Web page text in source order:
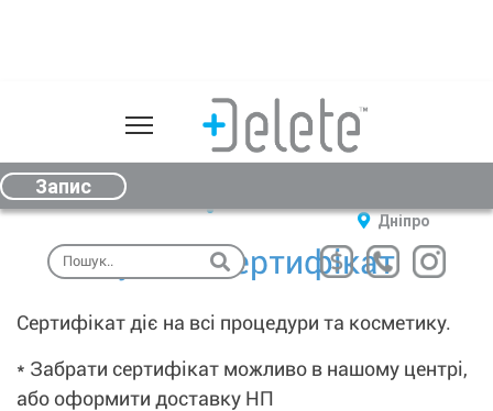
Послуги
Ціни
Обладнання
Подарунковий сертифікат
(067) 612-00-33
Дніпро
Запис
ГОЛОВНА
СЕРТИФІКАТ
Купити сертифікат
Сертифікат діє на всі процедури та косметику.
* Забрати сертифікат можливо в нашому центрі,
або оформити доставку НП